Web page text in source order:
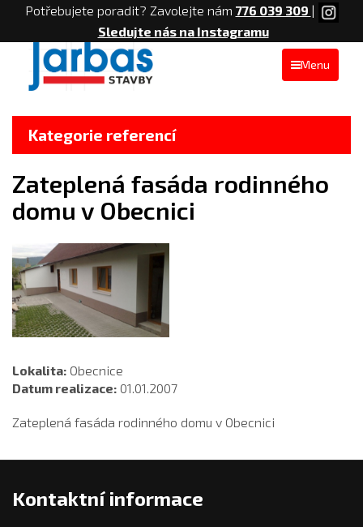
Potřebujete poradit? Zavolejte nám 776 039 309 |
Sledujte nás na Instagramu
Menu
Kategorie referencí
Zateplená fasáda rodinného
domu v Obecnici
Lokalita: Obecnice
Datum realizace: 01.01.2007
Zateplená fasáda rodinného domu v Obecnici
Kontaktní informace